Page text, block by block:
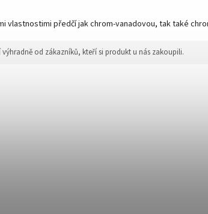
vlastnostimi předčí jak chrom-vanadovou, tak také
od zákazníků, kteří si produkt u nás zakoupili.